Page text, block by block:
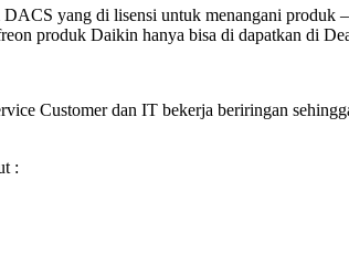
yang di lisensi untuk menangani
produk Daikin hanya bisa di dapatkan di
Customer dan IT bekerja beriringan
: